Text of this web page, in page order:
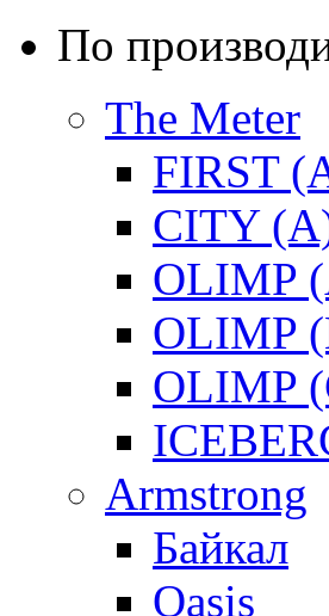
По
The Meter
FIRST
CITY
OLIMP
OLIMP
OLIMP
Armstrong
Байкал
Oasis